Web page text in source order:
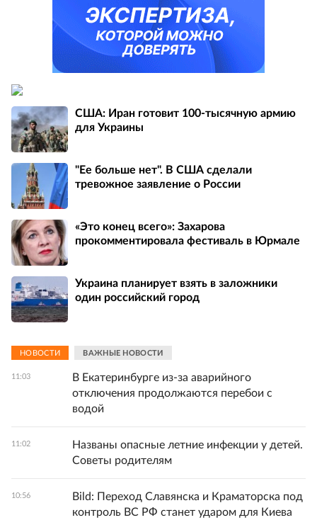
США: Иран готовит 100-тысячную армию
для Украины
"Ее больше нет". В США сделали
тревожное заявление о России
«Это конец всего»: Захарова
прокомментировала фестиваль в Юрмале
Украина планирует взять в заложники
один российский город
НОВОСТИ ВАЖНЫЕ НОВОСТИ
11:03
В Екатеринбурге из-за аварийного
отключения продолжаются перебои с
водой
11:02
Названы опасные летние инфекции у детей.
Советы родителям
10:56
Bild: Переход Славянска и Краматорска под
контроль ВС РФ станет ударом для Киева